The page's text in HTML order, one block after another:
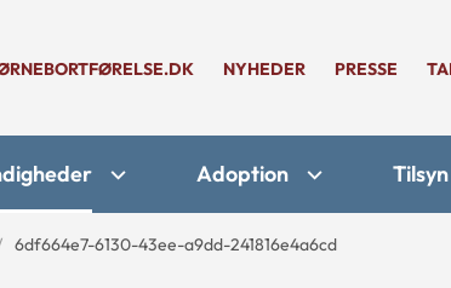
NYHEDER PRESSE
Adoption Tilsyn
6df664e7-6130-43ee-a9dd-241816e4a6cd